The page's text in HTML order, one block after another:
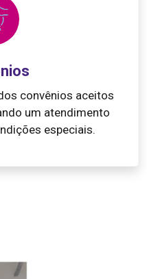
convênios aceitos
um atendimento
especiais.